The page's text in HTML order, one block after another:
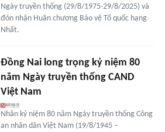
Ngày truyền thống (29/8/1975-29/8/2025) và
đón nhận Huân chương Bảo vệ Tổ quốc hạng
Nhất.
Đồng Nai long trọng kỷ niệm 80
năm Ngày truyền thống CAND
Việt Nam
Nhân kỷ niệm 80 năm Ngày truyền thống Công
an nhân dân Việt Nam (19/8/1945 –